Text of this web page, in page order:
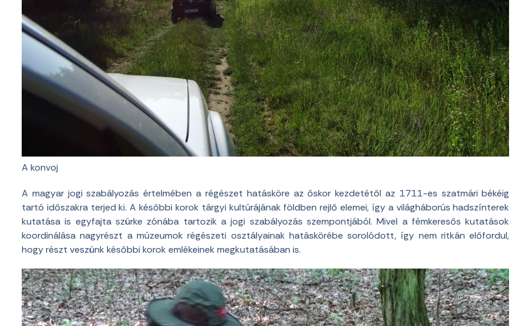
A konvoj
A magyar jogi szabályozás értelmében a régészet hatásköre az őskor kezdetétől az 1711-es szatmári békéig
tartó időszakra terjed ki. A későbbi korok tárgyi kultúrájának földben rejlő elemei, így a világháborús hadszínterek
kutatása is egyfajta szürke zónába tartozik a jogi szabályozás szempontjából. Mivel a fémkeresős kutatások
koordinálása nagyrészt a múzeumok régészeti osztályainak hatáskörébe sorolódott, így nem ritkán előfordul,
hogy részt veszünk későbbi korok emlékeinek megkutatásában is.